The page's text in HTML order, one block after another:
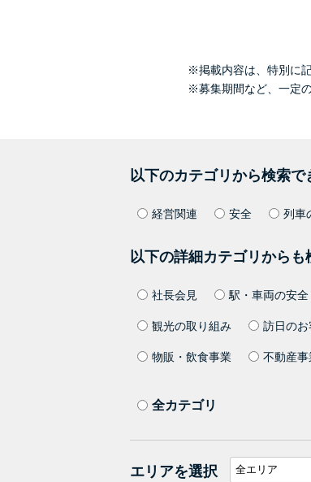
※掲載内容は、特別に
※募集期間など、一定
以下のカテゴリから検索で
経営関連 安全 列車
以下の詳細カテゴリからも
社長会見 駅・車両の安全
観光の取り組み 訪日の
物販・飲食事業 不動産事
全カテゴリ
エリアを選択